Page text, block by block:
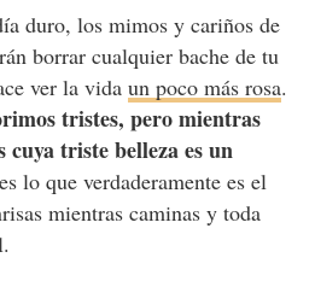
duro, los mimos y cariños de
borrar cualquier bache de tu
ver la vida un poco más rosa.
tristes, pero mientras
cuya triste belleza es un
lo que verdaderamente es el
mientras caminas y toda